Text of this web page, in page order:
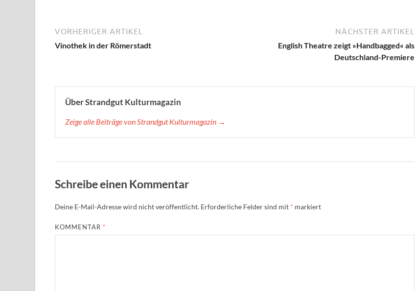
VORHERIGER ARTIKEL
Vinothek in der Römerstadt
NÄCHSTER ARTIKEL
English Theatre zeigt »Handbagged« als
Deutschland-Premiere
Über Strandgut Kulturmagazin
Zeige alle Beiträge von Strandgut Kulturmagazin →
Schreibe einen Kommentar
Deine E-Mail-Adresse wird nicht veröffentlicht. Erforderliche Felder sind mit * markiert
KOMMENTAR *